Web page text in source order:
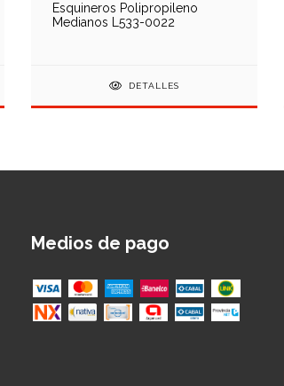
Esquineros Polipropileno
Medianos L533-0022
DETALLES
Medios de pago